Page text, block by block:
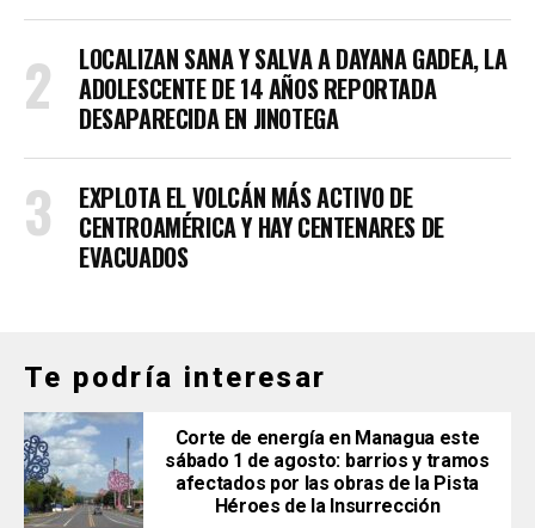
LOCALIZAN SANA Y SALVA A DAYANA GADEA, LA
ADOLESCENTE DE 14 AÑOS REPORTADA
DESAPARECIDA EN JINOTEGA
EXPLOTA EL VOLCÁN MÁS ACTIVO DE
CENTROAMÉRICA Y HAY CENTENARES DE
EVACUADOS
Te podría interesar
Corte de energía en Managua este
sábado 1 de agosto: barrios y tramos
afectados por las obras de la Pista
Héroes de la Insurrección